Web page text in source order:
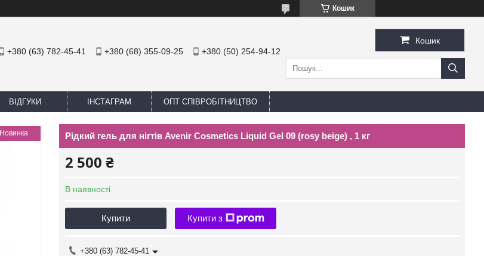
Кошик
+380 (63) 782-45-41 +380 (68) 355-09-25 +380 (50) 254-94-12
Кошик
ВІДГУКИ ІНСТАГРАМ ОПТ СПІВРОБІТНИЦТВО
Новинка Рідкий гель для нігтів Avenir Cosmetics Liquid Gel 09 (rosy beige) , 1 кг
2 500 ₴
В наявності
Купити Купити з
+380 (63) 782-45-41